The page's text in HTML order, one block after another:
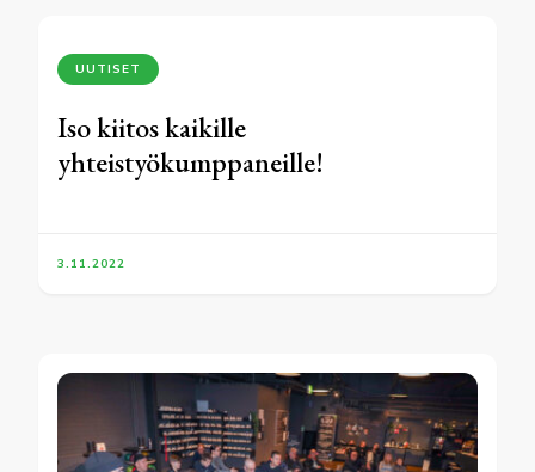
UUTISET
Iso kiitos kaikille
yhteistyökumppaneille!
3.11.2022